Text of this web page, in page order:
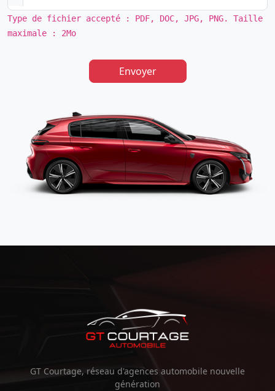
Type de fichier accepté : PDF, DOC, JPG, PNG. Taille
maximale : 2Mo
Envoyer
GT Courtage, réseau d'agences automobile nouvelle
génération